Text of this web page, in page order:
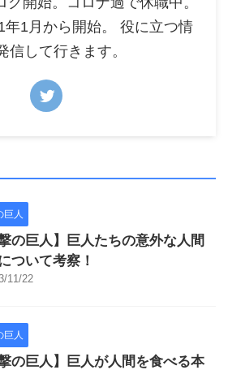
年1月から開始。 役に立つ情
信して行きます。
巨人
撃の巨人】巨人たちの意外な人間
ついて考察！
11/22
巨人
撃の巨人】巨人が人間を食べる本